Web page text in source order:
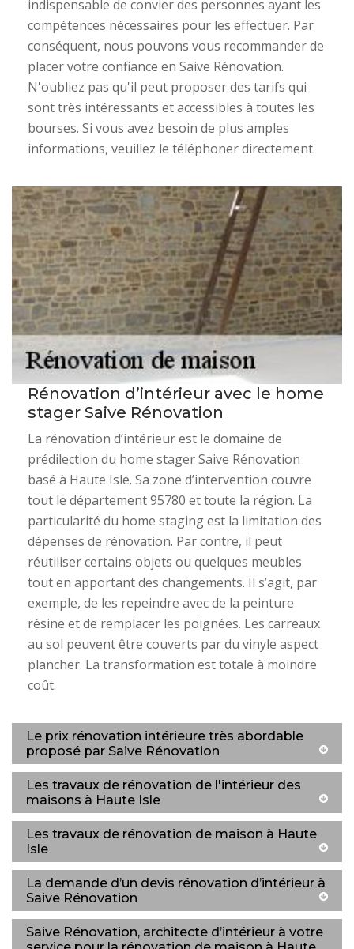
indispensable de convier des personnes ayant les
compétences nécessaires pour les effectuer. Par
conséquent, nous pouvons vous recommander de
placer votre confiance en Saive Rénovation.
N'oubliez pas qu'il peut proposer des tarifs qui
sont très intéressants et accessibles à toutes les
bourses. Si vous avez besoin de plus amples
informations, veuillez le téléphoner directement.
Rénovation d’intérieur avec le home
stager Saive Rénovation
La rénovation d’intérieur est le domaine de
prédilection du home stager Saive Rénovation
basé à Haute Isle. Sa zone d’intervention couvre
tout le département 95780 et toute la région. La
particularité du home staging est la limitation des
dépenses de rénovation. Par contre, il peut
réutiliser certains objets ou quelques meubles
tout en apportant des changements. Il s’agit, par
exemple, de les repeindre avec de la peinture
résine et de remplacer les poignées. Les carreaux
au sol peuvent être couverts par du vinyle aspect
plancher. La transformation est totale à moindre
coût.
Le prix rénovation intérieure très abordable
proposé par Saive Rénovation
Les travaux de rénovation de l'intérieur des
maisons à Haute Isle
Les travaux de rénovation de maison à Haute
Isle
La demande d’un devis rénovation d’intérieur à
Saive Rénovation
Saive Rénovation, architecte d’intérieur à votre